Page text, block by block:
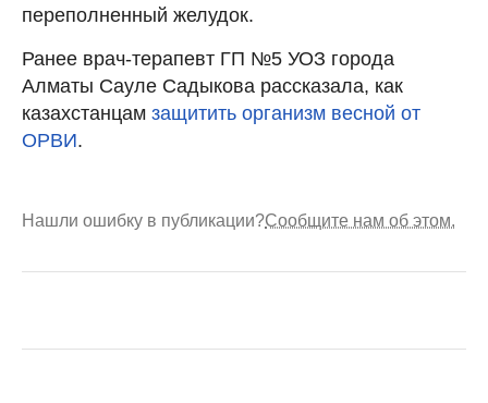
переполненный желудок.
Ранее врач-терапевт ГП №5 УОЗ города
Алматы Сауле Садыкова рассказала, как
казахстанцам защитить организм весной от
ОРВИ.
Нашли ошибку в публикации?Сообщите нам об этом.